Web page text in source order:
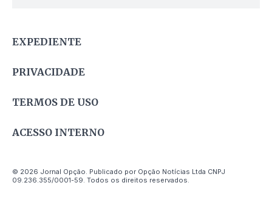
EXPEDIENTE
PRIVACIDADE
TERMOS DE USO
ACESSO INTERNO
© 2026 Jornal Opção. Publicado por Opção Notícias Ltda CNPJ
09.236.355/0001-59. Todos os direitos reservados.